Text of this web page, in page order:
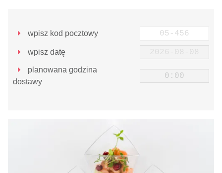
wpisz kod pocztowy
wpisz datę
planowana godzina
dostawy